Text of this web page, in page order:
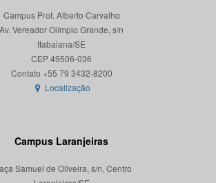
Campus Prof. Alberto Carvalho
Av. Vereador Olímpio Grande, s/n
Itabaiana/SE
CEP 49506-036
Localização
Campus Laranjeiras
Samuel de Oliveira, s/n, Centro